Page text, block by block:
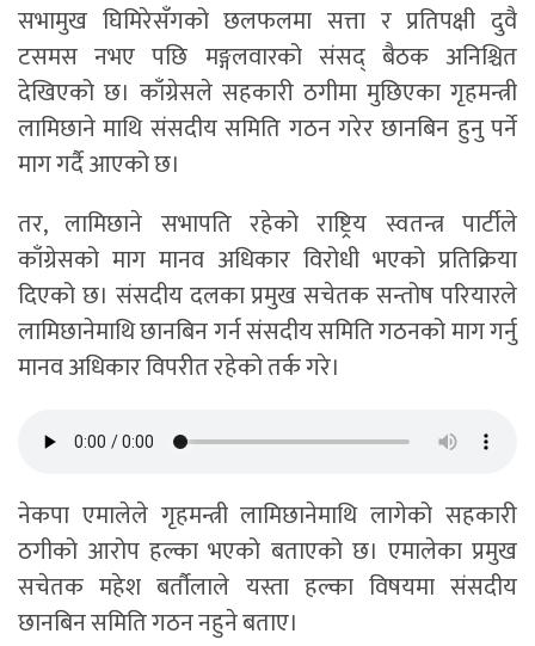
सभामुख घिमिरेसँगको छलफलमा सत्ता र प्रतिपक्षी दुवै
टसमस नभए पछि मङ्गलवारको संसद् बैठक अनिश्चित
देखिएको छ। काँग्रेसले सहकारी ठगीमा मुछिएका गृहमन्त्री
लामिछाने माथि संसदीय समिति गठन गरेर छानबिन हुनु पर्ने
माग गर्दै आएको छ।
तर, लामिछाने सभापति रहेको राष्ट्रिय स्वतन्त्र पार्टीले
काँग्रेसको माग मानव अधिकार विरोधी भएको प्रतिक्रिया
दिएको छ। संसदीय दलका प्रमुख सचेतक सन्तोष परियारले
लामिछानेमाथि छानबिन गर्न संसदीय समिति गठनको माग गर्नु
मानव अधिकार विपरीत रहेको तर्क गरे।
नेकपा एमालेले गृहमन्त्री लामिछानेमाथि लागेको सहकारी
ठगीको आरोप हल्का भएको बताएको छ। एमालेका प्रमुख
सचेतक महेश बर्तौलाले यस्ता हल्का विषयमा संसदीय
छानबिन समिति गठन नहुने बताए।